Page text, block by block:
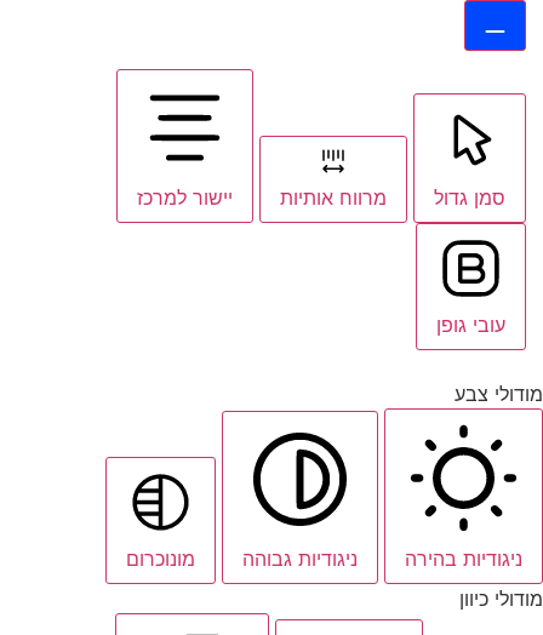
סמן גדול מרווח אותיות יישור למרכז
עובי גופן
מודולי צבע
ניגודיות בהירה ניגודיות גבוהה
מונוכרום
מודולי כיוון